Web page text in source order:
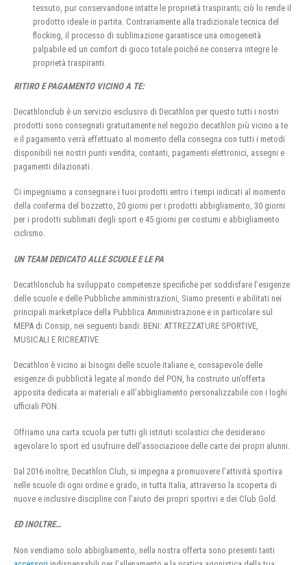
tessuto, pur conservandone intatte le proprietà traspiranti; ciò lo rende il
prodotto ideale in partita. Contrariamente alla tradizionale tecnica del
flocking, il processo di sublimazione garantisce una omogeneità
palpabile ed un comfort di gioco totale poiché ne conserva integre le
proprietà traspiranti.
RITIRO E PAGAMENTO VICINO A TE:
Decathlonclub è un servizio esclusivo di Decathlon per questo tutti i nostri
prodotti sono consegnati gratuitamente nel negozio decathlon più vicino a te
e il pagamento verrà effettuato al momento della consegna con tutti i metodi
disponibili nei nostri punti vendita, contanti, pagamenti elettronici, assegni e
pagamenti dilazionati.
Ci impegniamo a consegnare i tuoi prodotti entro i tempi indicati al momento
della conferma del bozzetto, 20 giorni per i prodotti abbigliamento, 30 giorni
per i prodotti sublimati degli sport e 45 giorni per costumi e abbigliamento
ciclismo.
UN TEAM DEDICATO ALLE SCUOLE E LE PA
Decathlonclub ha sviluppato competenze specifiche per soddisfare l’esigenze
delle scuole e delle Pubbliche amministrazioni, Siamo presenti e abilitati nei
principali marketplace della Pubblica Amministrazione e in particolare sul
MEPA di Consip, nei seguenti bandi: BENI: ATTREZZATURE SPORTIVE,
MUSICALI E RICREATIVE
Decathlon è vicino ai bisogni delle scuole italiane e, consapevole delle
esigenze di pubblicità legate al mondo del PON, ha costruito un’offerta
apposita dedicata ai materiali e all’abbigliamento personalizzabile con i loghi
ufficiali PON.
Offriamo una carta scuola per tutti gli istituti scolastici che desiderano
agevolare lo sport ed usufruire dell’associazione delle carte dei propri alunni.
Dal 2016 inoltre, Decathlon Club, si impegna a promuovere l’attività sportiva
nelle scuole di ogni ordine e grado, in tutta Italia, attraverso la scoperta di
nuove e inclusive discipline con l’aiuto dei propri sportivi e dei Club Gold.
ED INOLTRE…
Non vendiamo solo abbigliamento, nella nostra offerta sono presenti tanti